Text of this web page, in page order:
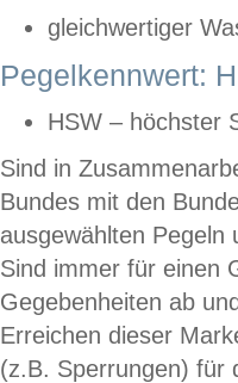
gleichwertiger
Pegelkennwert:
HSW – höchster
Sind in
Bundes mit den
ausgewählten
Sind immer für einen
Gegebenheiten ab
Erreichen dieser
(z.B. Sperrungen) für